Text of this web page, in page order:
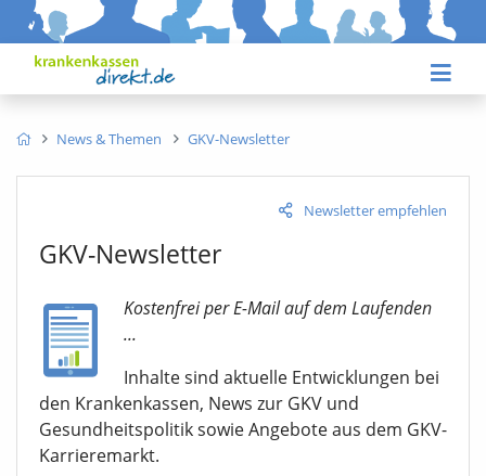
News & Themen GKV-Newsletter
Newsletter empfehlen
GKV-Newsletter
Kostenfrei per E-Mail auf dem Laufenden
...
Inhalte sind aktuelle Entwicklungen bei
den Krankenkassen, News zur GKV und
Gesundheitspolitik sowie Angebote aus dem GKV-
Karrieremarkt.